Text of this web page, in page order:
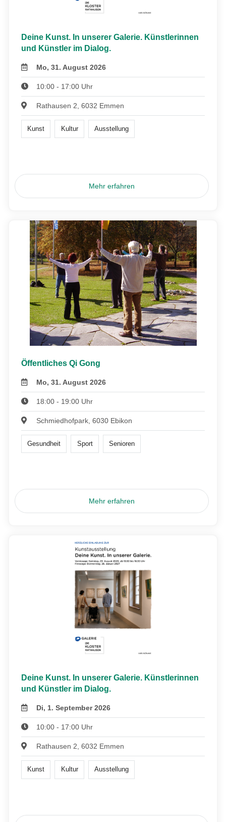
Deine Kunst. In unserer Galerie. Künstlerinnen
und Künstler im Dialog.
Mo, 31. August 2026
10:00 - 17:00 Uhr
Rathausen 2, 6032 Emmen
Kunst Kultur Ausstellung
Mehr erfahren
Öffentliches Qi Gong
Mo, 31. August 2026
18:00 - 19:00 Uhr
Schmiedhofpark, 6030 Ebikon
Gesundheit Sport Senioren
Mehr erfahren
Deine Kunst. In unserer Galerie. Künstlerinnen
und Künstler im Dialog.
Di, 1. September 2026
10:00 - 17:00 Uhr
Rathausen 2, 6032 Emmen
Kunst Kultur Ausstellung